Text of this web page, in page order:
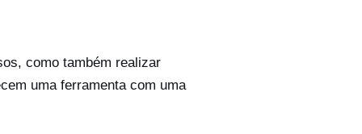
como também realizar
uma ferramenta com uma